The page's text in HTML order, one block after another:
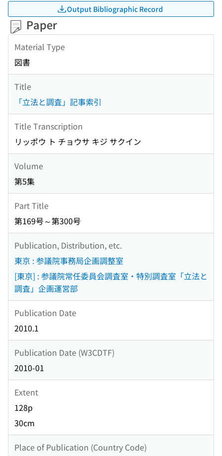
Output Bibliographic Record
Paper
Material Type
図書
Title
「立法と調査」記事索引
Title Transcription
リッポウ ト チョウサ キジ サクイン
Volume
第5集
Part Title
第169号～第300号
Publication, Distribution, etc.
東京 : 参議院事務局企画調整室
[東京] : 参議院常任委員会調査室・特別調査室「立法と
調査」企画運営部
Publication Date
2010.1
Publication Date (W3CDTF)
2010-01
Extent
128p
30cm
Place of Publication (Country Code)